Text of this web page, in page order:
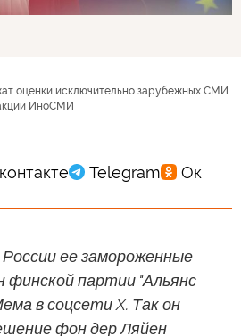
оценки исключительно зарубежных СМИ
ИноСМИ
ее замороженные
финской партии "Альянс
в соцсети X. Так он
фон дер Ляйен